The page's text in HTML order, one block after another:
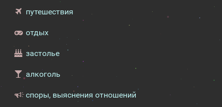
путешествия
отдых
застолье
алкоголь
споры, выяснения отношений